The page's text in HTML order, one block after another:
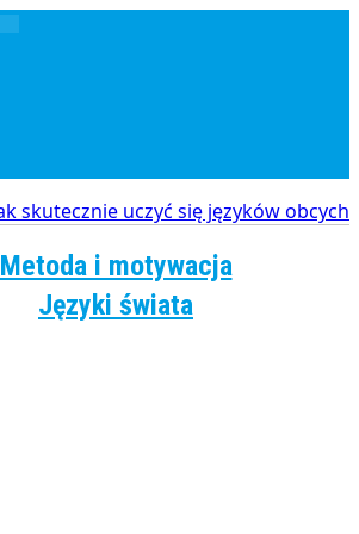
Metoda i motywacja
Języki świata